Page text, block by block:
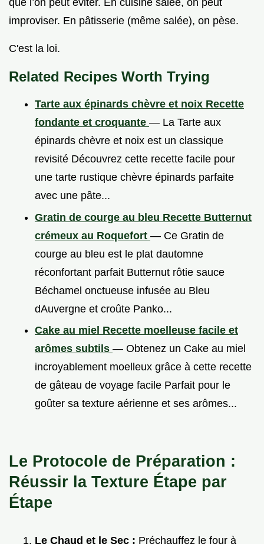
que l’on peut éviter. En cuisine salée, on peut
improviser. En pâtisserie (même salée), on pèse.
C'est la loi.
Related Recipes Worth Trying
Tarte aux épinards chèvre et noix Recette
fondante et croquante — La Tarte aux
épinards chèvre et noix est un classique
revisité Découvrez cette recette facile pour
une tarte rustique chèvre épinards parfaite
avec une pâte...
Gratin de courge au bleu Recette Butternut
crémeux au Roquefort — Ce Gratin de
courge au bleu est le plat dautomne
réconfortant parfait Butternut rôtie sauce
Béchamel onctueuse infusée au Bleu
dAuvergne et croûte Panko...
Cake au miel Recette moelleuse facile et
arômes subtils — Obtenez un Cake au miel
incroyablement moelleux grâce à cette recette
de gâteau de voyage facile Parfait pour le
goûter sa texture aérienne et ses arômes...
Le Protocole de Préparation :
Réussir la Texture Étape par
Étape
Le Chaud et le Sec : Préchauffez le four à